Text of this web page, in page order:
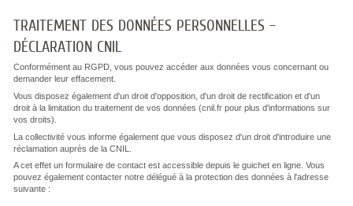
TRAITEMENT DES DONNÉES PERSONNELLES –
DÉCLARATION CNIL
Conformément au RGPD, vous pouvez accéder aux données vous concernant ou
demander leur effacement.
Vous disposez également d'un droit d'opposition, d'un droit de rectification et d'un
droit à la limitation du traitement de vos données (cnil.fr pour plus d'informations sur
vos droits).
La collectivité vous informe également que vous disposez d'un droit d'introduire une
réclamation auprès de la CNIL.
A cet effet un formulaire de contact est accessible depuis le guichet en ligne. Vous
pouvez également contacter notre délégué à la protection des données à l'adresse
suivante :